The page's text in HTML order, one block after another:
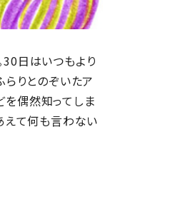
日はいつもより
らりとのぞいたア
を偶然知ってしま
えて何も言わない